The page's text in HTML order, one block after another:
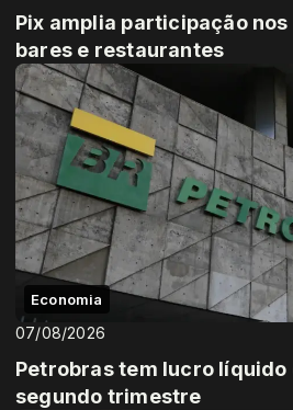
Pix amplia participação
bares e restaurantes
Economia
07/08/2026
Petrobras tem lucro líquido
segundo trimestre